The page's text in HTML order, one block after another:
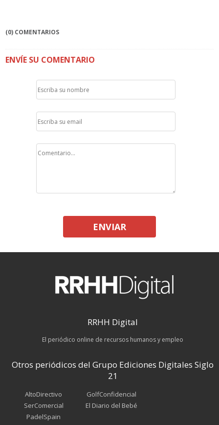
(0) COMENTARIOS
ENVÍE SU COMENTARIO
ENVIAR
RRHH Digital
El periódico online de recursos humanos y empleo
Otros periódicos del Grupo Ediciones Digitales Siglo
21
AltoDirectivo
SerComercial
PadelSpain
GolfConfidencial
El Diario del Bebé